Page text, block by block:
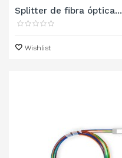
Splitter de fibra óptica...
Wishlist